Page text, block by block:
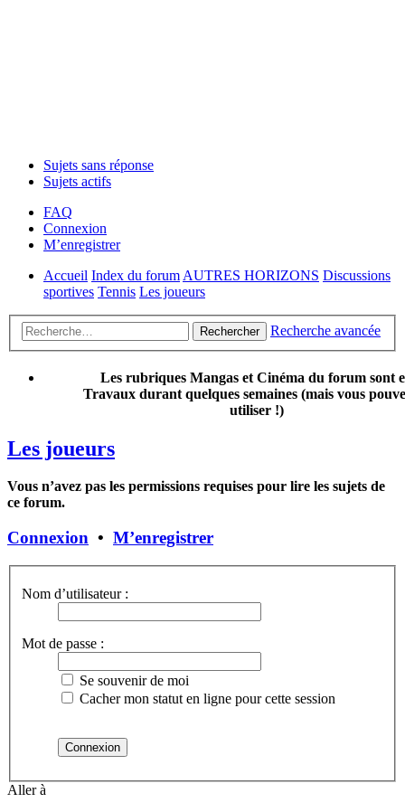
Sujets sans réponse
Sujets actifs
FAQ
Connexion
M’enregistrer
Accueil Index du forum AUTRES HORIZONS Discussions
sportives Tennis Les joueurs
Rechercher Recherche avancée
Les rubriques Mangas et Cinéma du forum sont
Travaux durant quelques semaines (mais vous
utiliser !)
Les joueurs
Vous n’avez pas les permissions requises pour lire les sujets de
ce forum.
Connexion • M’enregistrer
Nom d’utilisateur :
Mot de passe :
Se souvenir de moi
Cacher mon statut en ligne pour cette session
Aller à